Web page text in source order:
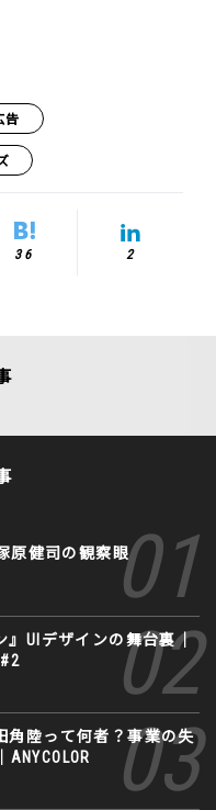
告
36 2
原健司の観察眼
』UIデザインの舞台裏｜
角陸って何者？事業の失